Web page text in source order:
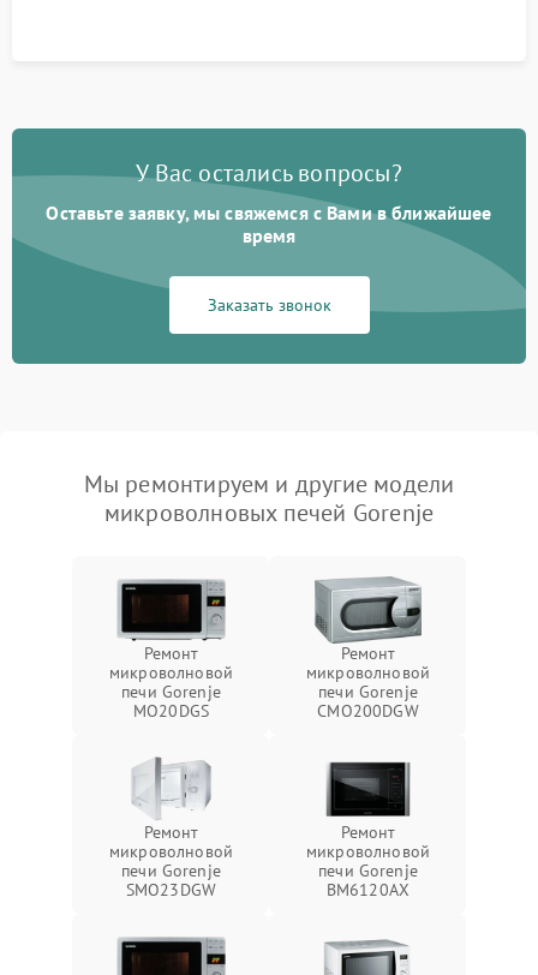
У Вас остались вопросы?
Оставьте заявку, мы свяжемся с Вами в ближайшее
время
Заказать звонок
Мы ремонтируем и другие модели
микроволновых печей Gorenje
Ремонт
микроволновой
печи Gorenje
MO20DGS
Ремонт
микроволновой
печи Gorenje
CMO200DGW
Ремонт
микроволновой
печи Gorenje
SMO23DGW
Ремонт
микроволновой
печи Gorenje
BM6120AX